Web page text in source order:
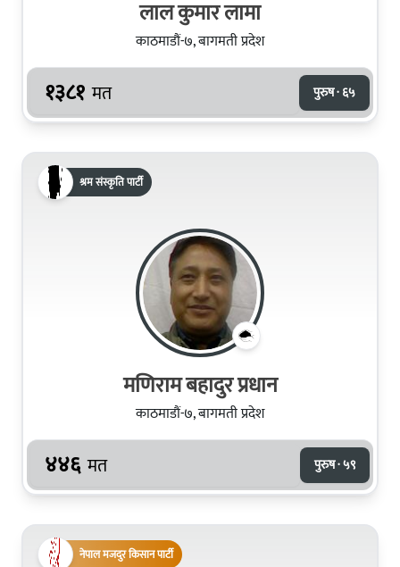
लाल कुमार लामा
काठमाडौं-७, बागमती प्रदेश
१३८१ मत पुरुष · ६५
श्रम संस्कृति पार्टी
मणिराम बहादुर प्रधान
काठमाडौं-७, बागमती प्रदेश
४४६ मत पुरुष · ५९
नेपाल मजदुर किसान पार्टी